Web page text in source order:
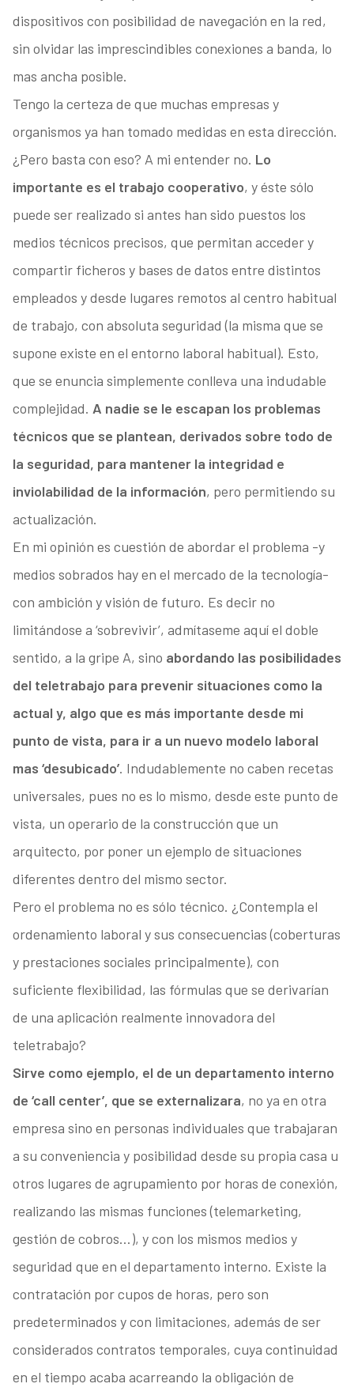
dispositivos con posibilidad de navegación en la red,
sin olvidar las imprescindibles conexiones a banda, lo
mas ancha posible.
Tengo la certeza de que muchas empresas y
organismos ya han tomado medidas en esta dirección.
¿Pero basta con eso? A mi entender no. Lo
importante es el trabajo cooperativo, y éste sólo
puede ser realizado si antes han sido puestos los
medios técnicos precisos, que permitan acceder y
compartir ficheros y bases de datos entre distintos
empleados y desde lugares remotos al centro habitual
de trabajo, con absoluta seguridad (la misma que se
supone existe en el entorno laboral habitual). Esto,
que se enuncia simplemente conlleva una indudable
complejidad. A nadie se le escapan los problemas
técnicos que se plantean, derivados sobre todo de
la seguridad, para mantener la integridad e
inviolabilidad de la información, pero permitiendo su
actualización.
En mi opinión es cuestión de abordar el problema -y
medios sobrados hay en el mercado de la tecnología-
con ambición y visión de futuro. Es decir no
limitándose a ‘sobrevivir’, admítaseme aquí el doble
sentido, a la gripe A, sino abordando las posibilidades
del teletrabajo para prevenir situaciones como la
actual y, algo que es más importante desde mi
punto de vista, para ir a un nuevo modelo laboral
mas ‘desubicado’. Indudablemente no caben recetas
universales, pues no es lo mismo, desde este punto de
vista, un operario de la construcción que un
arquitecto, por poner un ejemplo de situaciones
diferentes dentro del mismo sector.
Pero el problema no es sólo técnico. ¿Contempla el
ordenamiento laboral y sus consecuencias (coberturas
y prestaciones sociales principalmente), con
suficiente flexibilidad, las fórmulas que se derivarían
de una aplicación realmente innovadora del
teletrabajo?
Sirve como ejemplo, el de un departamento interno
de ‘call center’, que se externalizara, no ya en otra
empresa sino en personas individuales que trabajaran
a su conveniencia y posibilidad desde su propia casa u
otros lugares de agrupamiento por horas de conexión,
realizando las mismas funciones (telemarketing,
gestión de cobros…), y con los mismos medios y
seguridad que en el departamento interno. Existe la
contratación por cupos de horas, pero son
predeterminados y con limitaciones, además de ser
considerados contratos temporales, cuya continuidad
en el tiempo acaba acarreando la obligación de